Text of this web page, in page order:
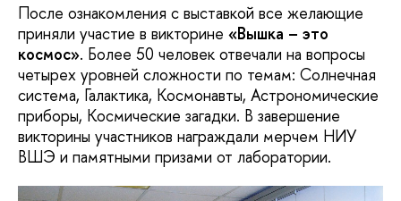
После ознакомления с выставкой все желающие
приняли участие в викторине «Вышка – это
космос». Более 50 человек отвечали на вопросы
четырех уровней сложности по темам: Солнечная
система, Галактика, Космонавты, Астрономические
приборы, Космические загадки. В завершение
викторины участников награждали мерчем НИУ
ВШЭ и памятными призами от лаборатории.